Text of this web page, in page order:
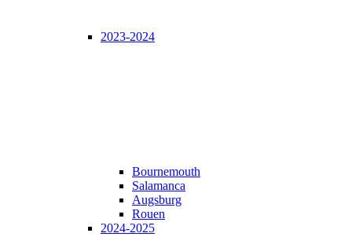
2023-2024
Bournemouth
Salamanca
Augsburg
Rouen
2024-2025